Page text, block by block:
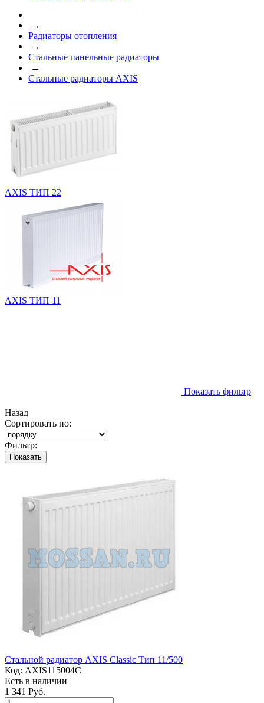
→
Радиаторы отопления
→
Стальные панельные радиаторы
→
Стальные радиаторы AXIS
AXIS ТИП 22
AXIS ТИП 11
Показать фильтр
Назад
Сортировать по:
Фильтр:
Показать
Стальной радиатор AXIS Classic Тип 11/500
Код: AXIS115004C
Есть в наличии
1 341 Руб.